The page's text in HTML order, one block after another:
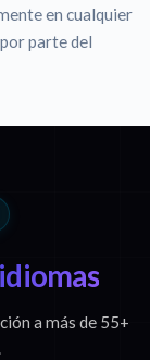
en cualquier
parte del
a más de 55+